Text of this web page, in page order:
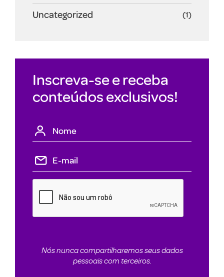
Uncategorized (1)
Inscreva-se e receba
conteúdos exclusivos!
Nós nunca compartilharemos seus dados
pessoais com terceiros.